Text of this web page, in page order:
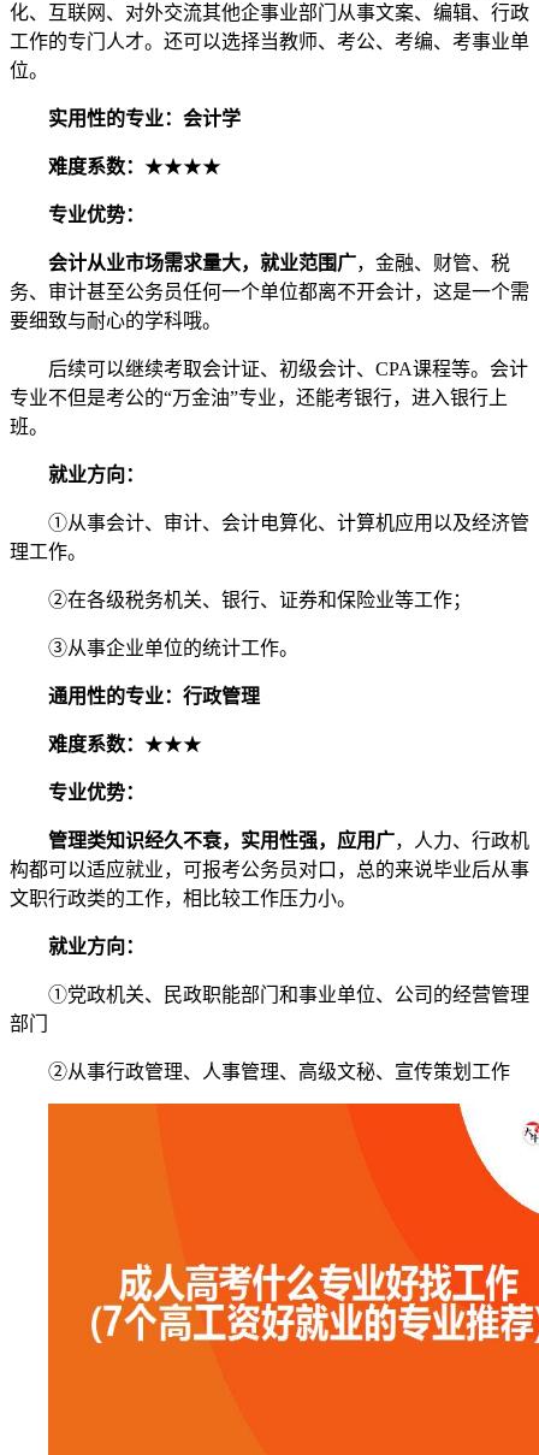
化、互联网、对外交流其他企事业部门从事文案、编辑、行政
工作的专门人才。还可以选择当教师、考公、考编、考事业单
位。
实用性的专业：会计学
难度系数： ★★★★
专业优势：
会计从业市场需求量大，就业范围广，金融、财管、税
务、审计甚至公务员任何一个单位都离不开会计，这是一个需
要细致与耐心的学科哦。
后续可以继续考取会计证、初级会计、CPA课程等。会计
专业不但是考公的“万金油”专业，还能考银行，进入银行上
班。
就业方向：
①从事会计、审计、会计电算化、计算机应用以及经济管
理工作。
②在各级税务机关、银行、证券和保险业等工作；
③从事企业单位的统计工作。
通用性的专业：行政管理
难度系数： ★★★
专业优势：
管理类知识经久不衰，实用性强，应用广，人力、行政机
构都可以适应就业，可报考公务员对口，总的来说毕业后从事
文职行政类的工作，相比较工作压力小。
就业方向：
①党政机关、民政职能部门和事业单位、公司的经营管理
部门
②从事行政管理、人事管理、高级文秘、宣传策划工作